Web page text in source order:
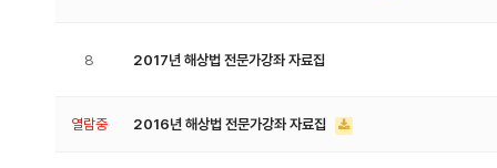
8 2017년 해상법 전문가강좌 자료집
열람중 2016년 해상법 전문가강좌 자료집